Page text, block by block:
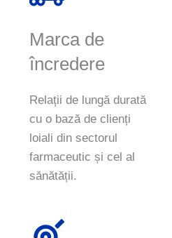
Marca de
încredere
Relații de lungă durată
cu o bază de clienți
loiali din sectorul
farmaceutic și cel al
sănătății.